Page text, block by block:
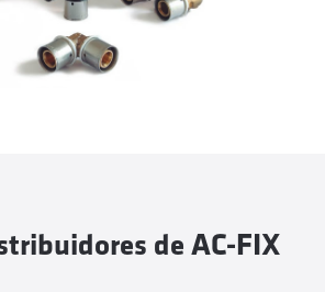
de AC-FIX